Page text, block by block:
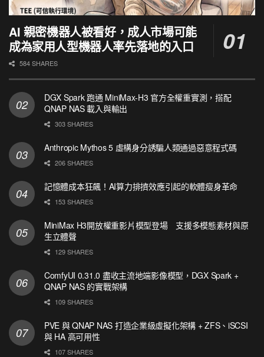
AI 親密機器人被看好，成人市場可能
成為家用人型機器人率先落地的入口
584 SHARES
DGX Spark 跑通 MiniMax-H3 官方全權重實測，搭配
QNAP NAS 載入與輸出
303 SHARES
Anthropic Mythos 5 虛構身分誘騙人類通過惡意程式碼
206 SHARES
記憶體成本狂飆！AI算力排擠效應引起的軟體瘦身革命
153 SHARES
MiniMax H3開放權重影片模型登場 支援多模態素材與原
生立體聲
129 SHARES
ComfyUI 0.31.0 盡收主流地端影像模型，DGX Spark +
QNAP NAS 的實戰架構
109 SHARES
PVE 與 QNAP NAS 打造企業級虛擬化架構 + ZFS、iSCSI
與 HA 高可用性
107 SHARES